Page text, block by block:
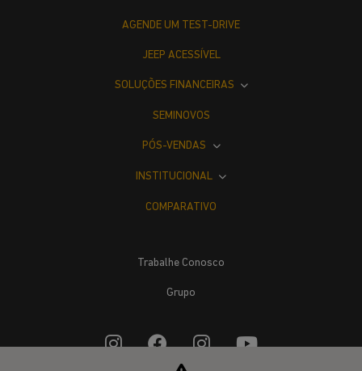
AGENDE UM TEST-DRIVE
JEEP ACESSÍVEL
SOLUÇÕES FINANCEIRAS
SEMINOVOS
PÓS-VENDAS
INSTITUCIONAL
COMPARATIVO
Trabalhe Conosco
Grupo